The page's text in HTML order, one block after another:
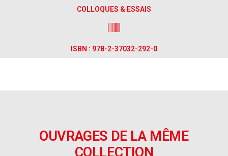
COLLOQUES & ESSAIS
ISBN : 978-2-37032-292-0
OUVRAGES DE LA MÊME
COLLECTION